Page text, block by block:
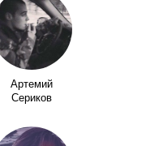
Артемий
Сериков